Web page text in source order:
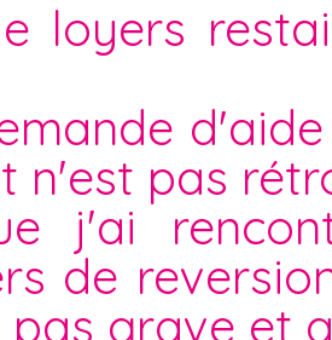
loyers
n'est pas
j'ai
de
grave et